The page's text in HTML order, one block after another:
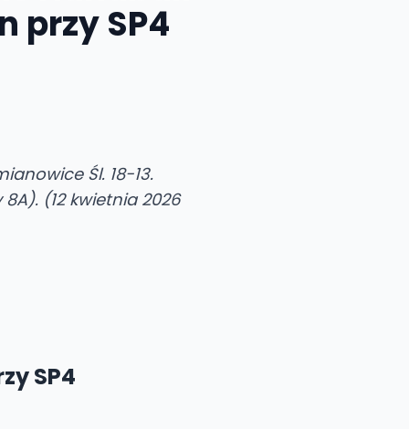
przy SP4
Śl. 18-13.
(12 kwietnia 2026
SP4